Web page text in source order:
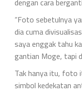
dengan cara
“Foto sebetulnya
dia cuma
saya enggak tahu
gantian Moge, tapi
Tak hanya itu, foto
simbol kedekatan